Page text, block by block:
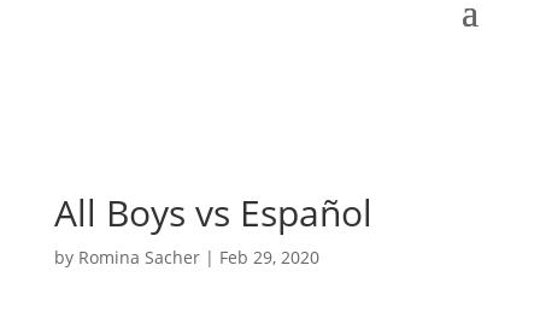
All Boys vs Español
by Romina Sacher| Feb 29, 2020